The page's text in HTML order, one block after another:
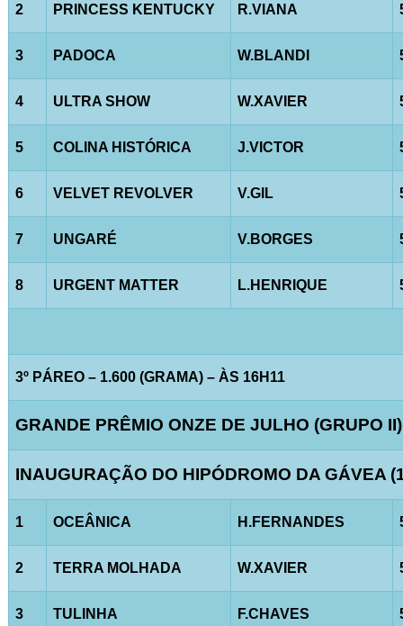
2 PRINCESS KENTUCKY R.VIANA
3 PADOCA W.BLANDI
4 ULTRA SHOW W.XAVIER
5 COLINA HISTÓRICA J.VICTOR
6 VELVET REVOLVER V.GIL
7 UNGARÉ V.BORGES
8 URGENT MATTER L.HENRIQUE
3º PÁREO – 1.600 (GRAMA) – ÀS 16H11
GRANDE PRÊMIO ONZE DE JULHO (GRUPO II)
INAUGURAÇÃO DO HIPÓDROMO DA GÁVEA
1 OCEÂNICA H.FERNANDES
2 TERRA MOLHADA W.XAVIER
3 TULINHA F.CHAVES